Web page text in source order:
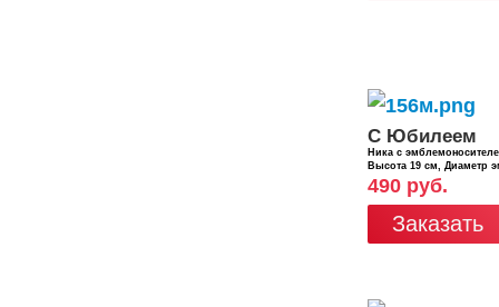
С Юбилеем
Ника с
Высота 19 см, Диаметр
490 руб.
Заказать